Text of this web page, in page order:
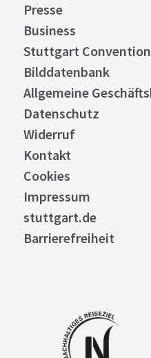
Presse
Business
Stuttgart
Bilddatenbank
Allgemeine
Datenschutz
Widerruf
Kontakt
Cookies
Impressum
stuttgart.de
Barrierefreiheit